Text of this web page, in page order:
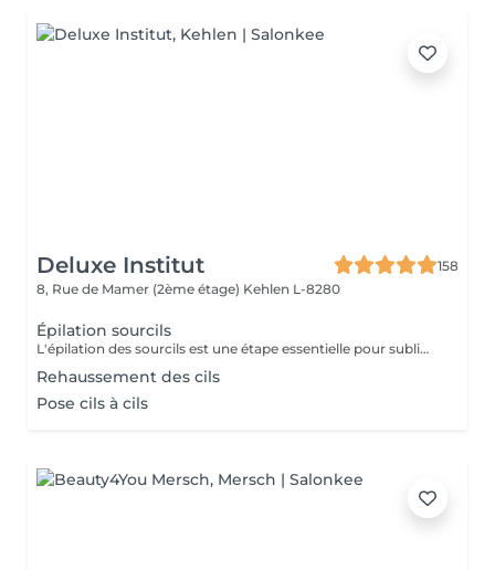
Deluxe Institut
158
8, Rue de Mamer (2ème étage) Kehlen L-8280
Épilation sourcils
L'épilation des sourcils est une étape essentielle pour sublimer le regard et harmoniser les traits du visage. Que ce soit à la pince ou à la cire, bien dessiner ses sourcils apporte de nombreux bienfaits esthétiques et pratiques.
Rehaussement des cils
Pose cils à cils